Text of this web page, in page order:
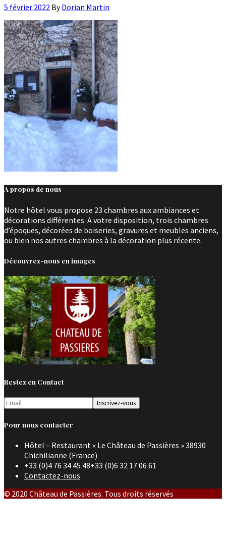
5 février 2022 ByDorian Martin
A propos de nous
Notre hôtel vous propose 23 chambres aux ambiances et
décorations différentes. A votre disposition, trois chambres
d’époques, décorées de boiseries, gravures et meubles anciens,
ou bien nos autres chambres à la décoration plus récente.
Découvrez-nous en images
Restez en Contact
Pour nous contacter
Hôtel – Restaurant « Le Château de Passières » 38930
Chichilianne (France)
+33 (0)4 76 34 45 48+33 (0)6 32 17 06 61
Contactez-nous
© 2020 Château de Passières. Tous droits réservés